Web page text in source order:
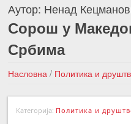
Аутор: Ненад
Сорош у
Србима
Насловна / Политика и
Србима
Категорија: Политика и